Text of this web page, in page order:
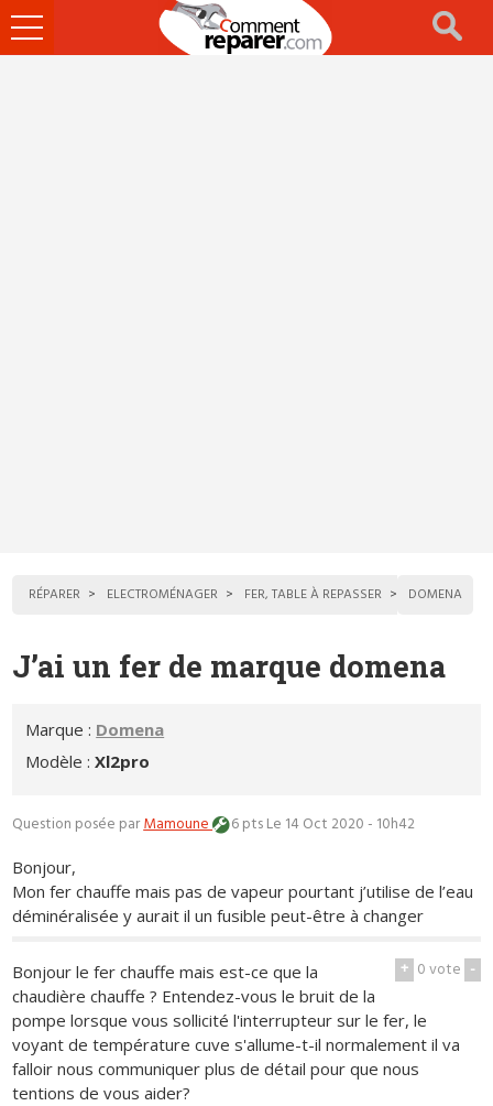
Ouvrir
le
RÉPARER ELECTROMÉNAGER FER, TABLE À REPASSER DOMENA
J’ai un fer de marque domena
Marque : Domena
Modèle :Xl2pro
Question posée parMamoune 6 ptsLe 14 Oct 2020 - 10h42
Bonjour,
Mon fer chauffe mais pas de vapeur pourtant j’utilise de l’eau
déminéralisée y aurait il un fusible peut-être à changer
+ 0vote -
Bonjour le fer chauffe mais est-ce que la
chaudière chauffe ? Entendez-vous le bruit de la
pompe lorsque vous sollicité l'interrupteur sur le fer, le
voyant de température cuve s'allume-t-il normalement il va
falloir nous communiquer plus de détail pour que nous
tentions de vous aider?